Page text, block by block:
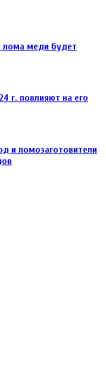
лома меди будет
г. повлияют на его
и ломозаготовители